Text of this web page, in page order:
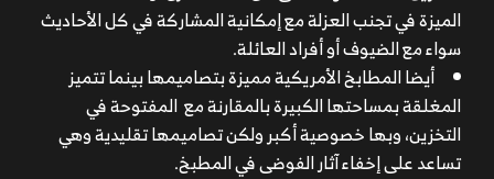
الميزة في تجنب العزلة مع إمكانية المشاركة في كل الأحاديث
سواء مع الضيوف أو أفراد العائلة.
أيضا المطابخ الأمريكية مميزة بتصاميمها بينما تتميز
المغلقة بمساحتها الكبيرة بالمقارنة مع المفتوحة في
التخزين، وبها خصوصية أكبر ولكن تصاميمها تقليدية وهي
تساعد على إخفاء آثار الفوضى في المطبخ.